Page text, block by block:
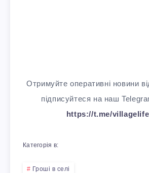
Отримуйте оперативні новини
підписуйтеся на наш
https://t.me/
Категорія в:
Гроші в селі